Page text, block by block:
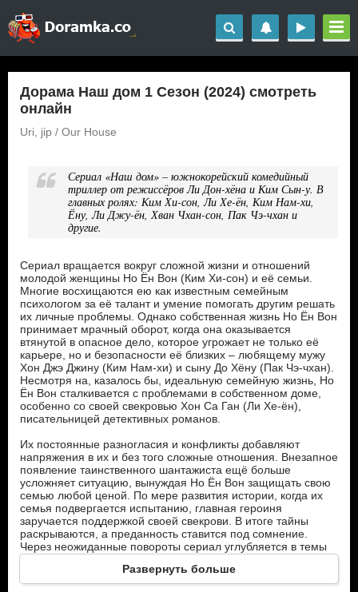
Дорама Наш дом 1 Сезон (2024) смотреть
онлайн
Uri, jip / Our House
Сериал «Наш дом» – южнокорейский комедийный
триллер от режиссёров Ли Дон-хёна и Ким Сын-у. В
главных ролях: Ким Хи-сон, Ли Хе-ён, Ким Нам-хи,
Ёну, Ли Джу-ён, Хван Чхан-сон, Пак Чэ-чхан и
другие.
Сериал вращается вокруг сложной жизни и отношений
молодой женщины Но Ён Вон (Ким Хи-сон) и её семьи.
Многие восхищаются ею как известным семейным
психологом за её талант и умение помогать другим решать
их личные проблемы. Однако собственная жизнь Но Ён Вон
принимает мрачный оборот, когда она оказывается
втянутой в опасное дело, которое угрожает не только её
карьере, но и безопасности её близких – любящему мужу
Хон Джэ Джину (Ким Нам-хи) и сыну До Хёну (Пак Чэ-чхан).
Несмотря на, казалось бы, идеальную семейную жизнь, Но
Ён Вон сталкивается с проблемами в собственном доме,
особенно со своей свекровью Хон Са Ган (Ли Хе-ён),
писательницей детективных романов.
Их постоянные разногласия и конфликты добавляют
напряжения в их и без того сложные отношения. Внезапное
появление таинственного шантажиста ещё больше
усложняет ситуацию, вынуждая Но Ён Вон защищать свою
семью любой ценой. По мере развития истории, когда их
семья подвергается испытанию, главная героиня
заручается поддержкой своей свекрови. В итоге тайны
раскрываются, а преданность ставится под сомнение.
Через неожиданные повороты сериал углубляется в темы
семьи, любви и верности, показывая, что даже безупречная
жизнь может быть разрушена непредвиденными
обстоятельствами.
Развернуть больше